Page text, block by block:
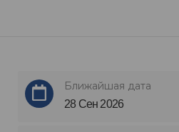
Ближайшая дата
28 Сен 2026